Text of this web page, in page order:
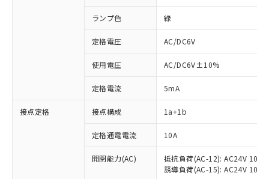
ランプ色 緑
定格電圧 AC/DC6V
使用電圧 AC/DC6V±10%
定格電流 5mA
接点定格 接点構成 1a+1b
定格通電電流 10A
開閉能力(AC)
抵抗負荷(AC-12): AC24V 10A/
誘導負荷(AC-15): AC24V
ご利用条件
ご利用ください。
非含有に対応した製品が提供可能な商品で
有に対応した製品に切り替える予定のある
対応予定なし：EU RoHS指令（10物質）の
非含有に非対応の商品で、対応品を出す予
定はありません。
調査・確認中：EU RoHS指令（10物質）の